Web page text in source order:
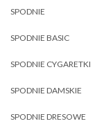
SPODNIE
SPODNIE BASIC
SPODNIE CYGARETKI
SPODNIE DAMSKIE
SPODNIE DRESOWE